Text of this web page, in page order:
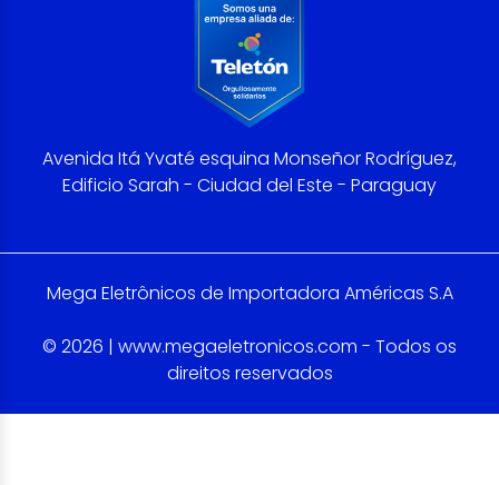
Avenida Itá Yvaté esquina Monseñor Rodríguez,
Edificio Sarah - Ciudad del Este - Paraguay
Mega Eletrônicos de Importadora Américas S.A
© 2026 | www.megaeletronicos.com - Todos os
direitos reservados